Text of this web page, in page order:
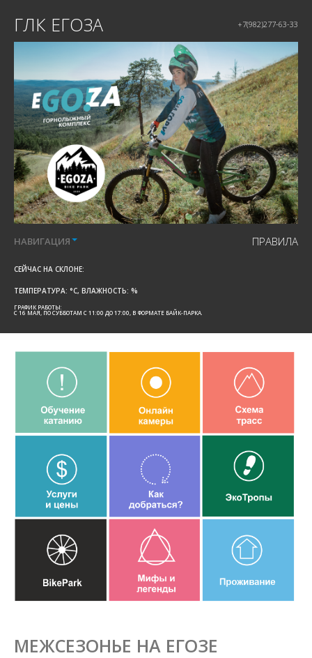
ГЛК ЕГОЗА +7(982)277-63-33
НАВИГАЦИЯ ПРАВИЛА
СЕЙЧАС НА СКЛОНЕ:
ТЕМПЕРАТУРА: °C, ВЛАЖНОСТЬ: %
ГРАФИК РАБОТЫ:
C 16 МАЯ, ПО СУББОТАМ С 11:00 ДО 17:00, В ФОРМАТЕ БАЙК-ПАРКА.
МЕЖСЕЗОНЬЕ НА ЕГОЗЕ